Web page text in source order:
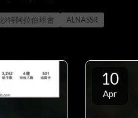
沙特阿拉伯球會 ALNASSR
10
Apr